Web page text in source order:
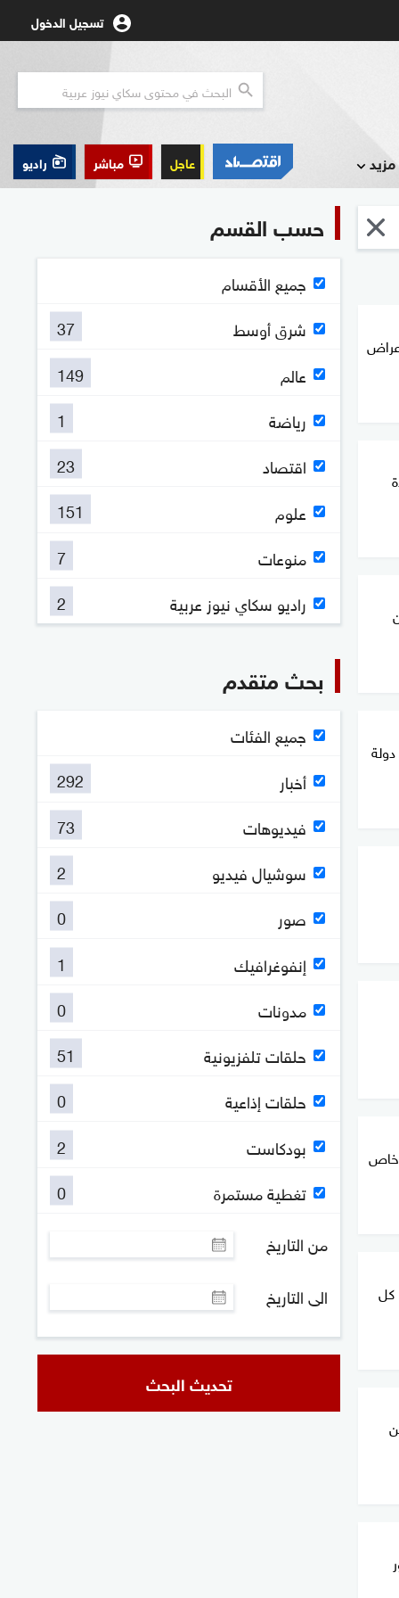
تسجيل الدخول
مزيد عاجل مباشر راديو
خاص
كل
حسب القسم
جميع الأقسام
شرق أوسط
37
عالم
149
رياضة
1
اقتصاد
23
علوم
151
منوعات
7
راديو سكاي نيوز عربية
2
بحث متقدم
جميع الفئات
أخبار
292
فيديوهات
73
سوشيال فيديو
2
صور
0
إنفوغرافيك
1
مدونات
0
حلقات تلفزيونية
51
حلقات إذاعية
0
بودكاست
2
تغطية مستمرة
0
من التاريخ
الى التاريخ
تحديث البحث